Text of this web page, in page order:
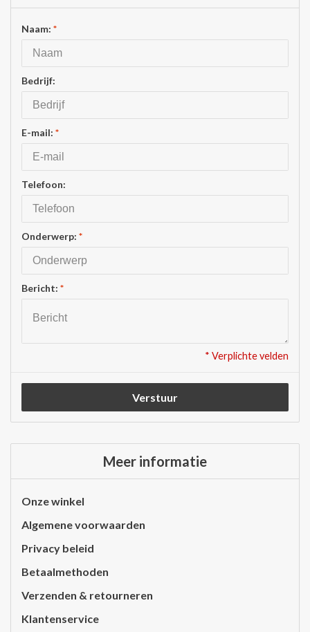
Naam: *
Bedrijf:
E-mail: *
Telefoon:
Onderwerp: *
Bericht: *
* Verplichte velden
Verstuur
Meer informatie
Onze winkel
Algemene voorwaarden
Privacy beleid
Betaalmethoden
Verzenden & retourneren
Klantenservice